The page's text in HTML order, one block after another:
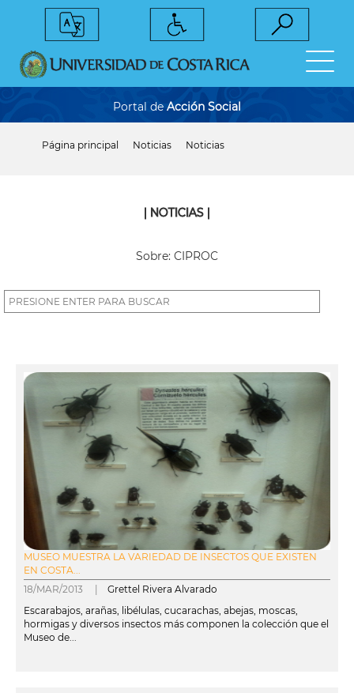
Portal de Acción Social
Página principal Noticias Noticias
| NOTICIAS |
Sobre: CIPROC
MUSEO MUESTRA LA VARIEDAD DE INSECTOS QUE EXISTEN
EN COSTA...
18/MAR/2013 | Grettel Rivera Alvarado
Escarabajos, arañas, libélulas, cucarachas, abejas, moscas,
hormigas y diversos insectos más componen la colección que el
Museo de...